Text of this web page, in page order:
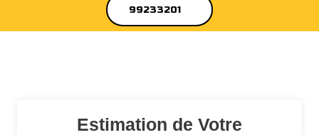
99233201
Estimation de Votre